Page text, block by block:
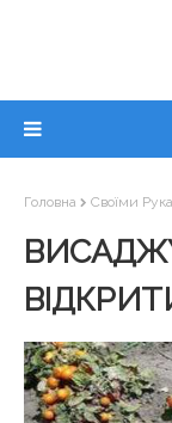
Головна Своїми